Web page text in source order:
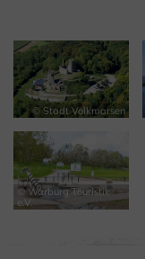
© Stadt Volkmarsen
© Warburg Touristik
e.V.